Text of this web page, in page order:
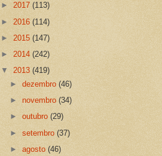
► 2017 (113)
► 2016 (114)
► 2015 (147)
► 2014 (242)
▼ 2013 (419)
►dezembro(46)
►novembro(34)
►outubro(29)
►setembro(37)
►agosto(46)